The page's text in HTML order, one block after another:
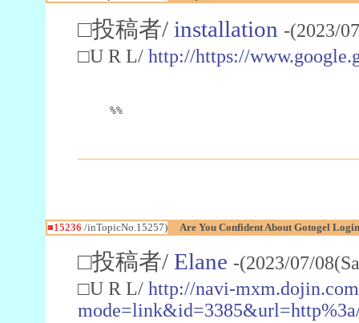
□投稿者/ installation -(2023/
□U R L/ http://https://
%%
■15236 /inTopicNo.15257) Are You Confident About Gotogel
□投稿者/ Elane -(2023/07/
□U R L/ http://navi-